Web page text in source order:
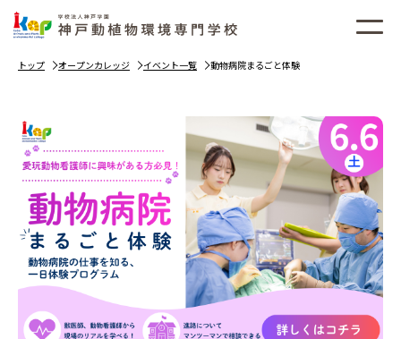
トップ オープンカレッジ イベント一覧 動物病院まるごと体験